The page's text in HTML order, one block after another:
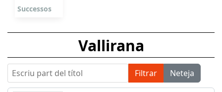
Successos
Vallirana
Escriu part del títol Filtrar Neteja